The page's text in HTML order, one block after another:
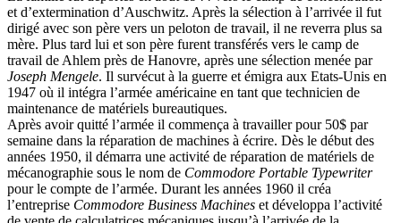
et d’extermination d’Auschwitz. Après la sélection à l’arrivée il fut
dirigé avec son père vers un peloton de travail, il ne reverra plus sa
mère. Plus tard lui et son père furent transférés vers le camp de
travail de Ahlem près de Hanovre, après une sélection menée par
Joseph Mengele. Il survécut à la guerre et émigra aux Etats-Unis en
1947 où il intégra l’armée américaine en tant que technicien de
maintenance de matériels bureautiques.
Après avoir quitté l’armée il commença à travailler pour 50$ par
semaine dans la réparation de machines à écrire. Dès le début des
années 1950, il démarra une activité de réparation de matériels de
mécanographie sous le nom de Commodore Portable Typewriter
pour le compte de l’armée. Durant les années 1960 il créa
l’entreprise Commodore Business Machines et développa l’activité